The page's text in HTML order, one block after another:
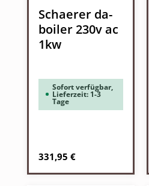
Schaerer da-
boiler 230v ac
1kw
Sofort verfügbar,
Lieferzeit: 1-3
Tage
Regulärer Preis:
331,95 €